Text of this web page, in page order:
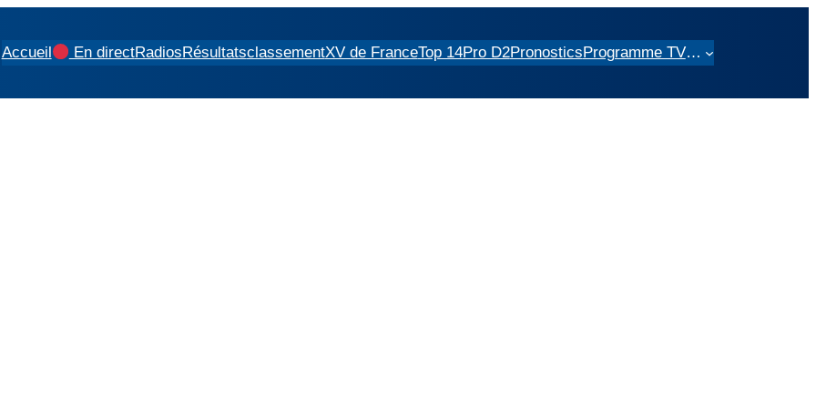
Accueil En directRadiosRésultatsclassementXV de FranceTop 14Pro D2PronosticsProgramme TV…